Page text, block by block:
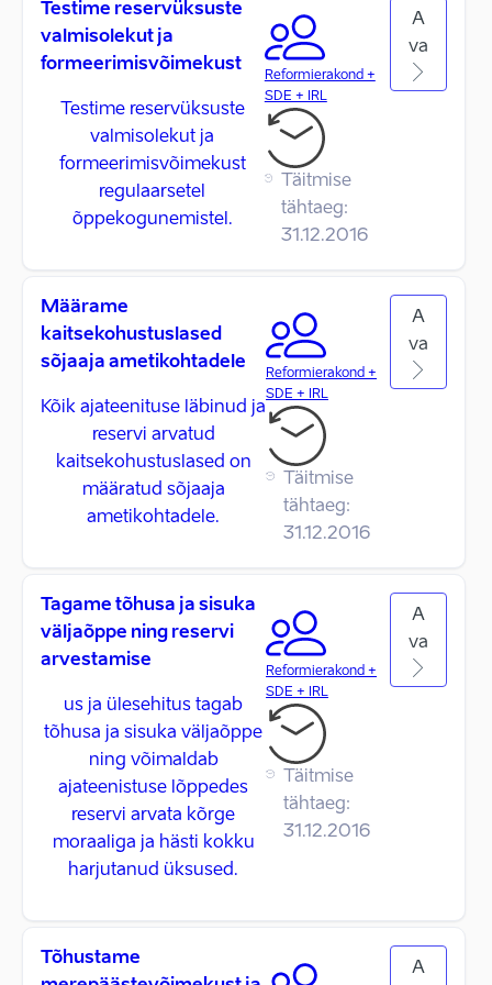
Testime reservüksuste
valmisolekut ja
formeerimisvõimekust
Testime reservüksuste
valmisolekut ja
formeerimisvõimekust
regulaarsetel
õppekogunemistel.
Reformierakond +
SDE + IRL
Täitmise
tähtaeg:
31.12.2016
A
va
Määrame
kaitsekohustuslased
sõjaaja ametikohtadele
Kõik ajateenituse läbinud ja
reservi arvatud
kaitsekohustuslased on
määratud sõjaaja
ametikohtadele.
Reformierakond +
SDE + IRL
Täitmise
tähtaeg:
31.12.2016
A
va
Tagame tõhusa ja sisuka
väljaõppe ning reservi
arvestamise
us ja ülesehitus tagab
tõhusa ja sisuka väljaõppe
ning võimaldab
ajateenistuse lõppedes
reservi arvata kõrge
moraaliga ja hästi kokku
harjutanud üksused.
Reformierakond +
SDE + IRL
Täitmise
tähtaeg:
31.12.2016
A
va
Tõhustame
A